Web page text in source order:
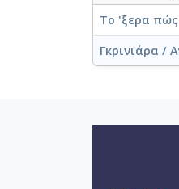
Το 'ξερα πώς
Γκρινιάρα /